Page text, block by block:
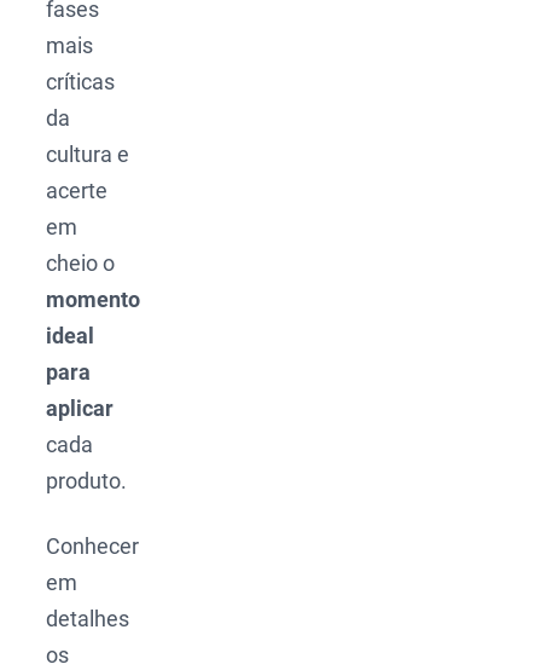
fases
mais
críticas
da
cultura e
acerte
em
cheio o
momento
ideal
para
aplicar
cada
produto.
Conhecer
em
detalhes
os